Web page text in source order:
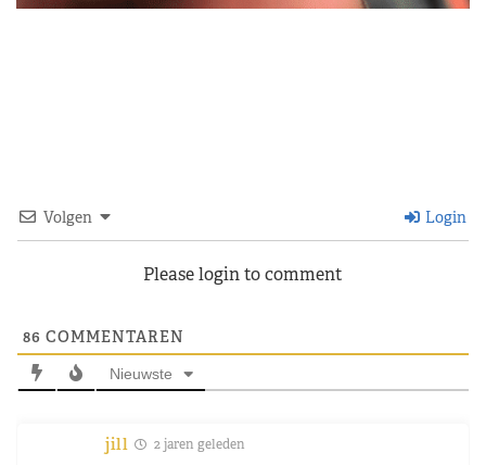
Volgen Login
Please login to comment
86 COMMENTAREN
Nieuwste
jill 2 jaren geleden